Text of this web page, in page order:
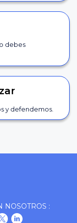
debes
y defendemos.
NOSOTROS :